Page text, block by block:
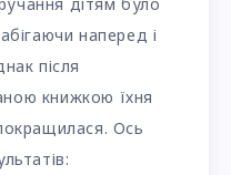
наперед і
після
книжкою їхня
Ось